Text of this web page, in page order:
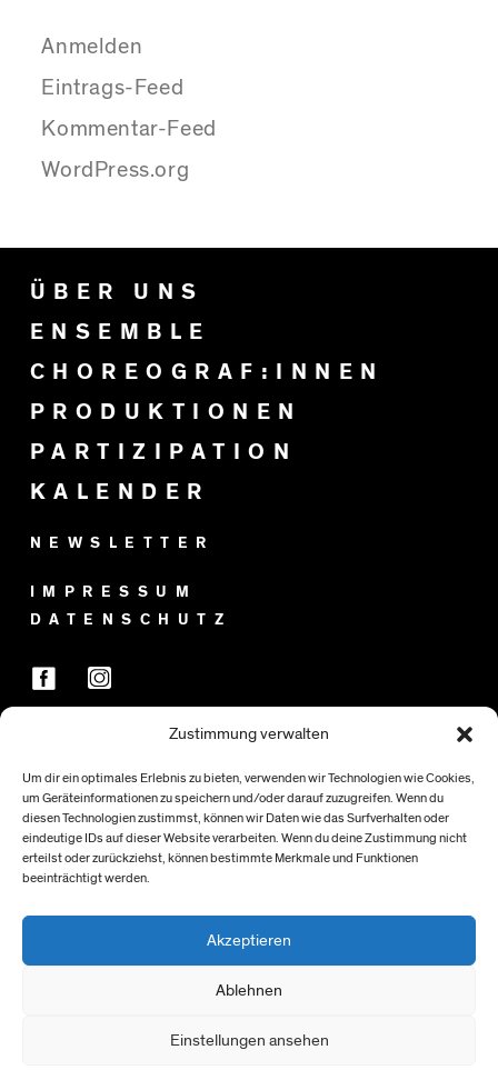
Zustimmung verwalten
Um dir ein optimales Erlebnis zu bieten, verwenden wir Technologien wie Cookies,
um Geräteinformationen zu speichern und/oder darauf zuzugreifen. Wenn du
diesen Technologien zustimmst, können wir Daten wie das Surfverhalten oder
eindeutige IDs auf dieser Website verarbeiten. Wenn du deine Zustimmung nicht
erteilst oder zurückziehst, können bestimmte Merkmale und Funktionen
beeinträchtigt werden.
Akzeptieren
Ablehnen
Einstellungen ansehen
Anmelden
Eintrags-Feed
Kommentar-Feed
WordPress.org
ÜBER UNS
ENSEMBLE
CHOREOGRAF:INNEN
PRODUKTIONEN
PARTIZIPATION
KALENDER
NEWSLETTER
IMPRESSUM
DATENSCHUTZ
FÖRDER:INNEN